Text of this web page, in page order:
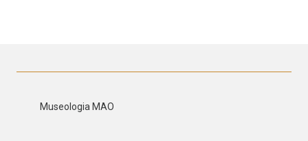
Museologia MAO